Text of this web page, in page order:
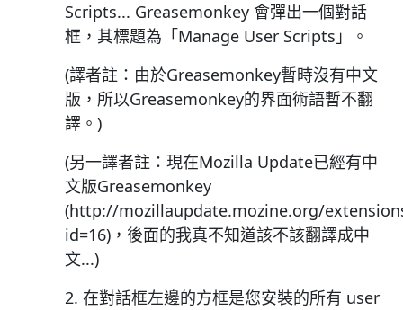
Scripts... Greasemonkey 會彈出一個對話
框，其標題為「Manage User Scripts」。
(譯者註：由於Greasemonkey暫時沒有中文
版，所以Greasemonkey的界面術語暫不翻
譯。)
(另一譯者註：現在Mozilla Update已經有中
文版Greasemonkey
(http://mozillaupdate.mozine.org/
id=16)，後面的我真不知道該不該翻譯成中
文...)
2. 在對話框左邊的方框是您安裝的所有 user